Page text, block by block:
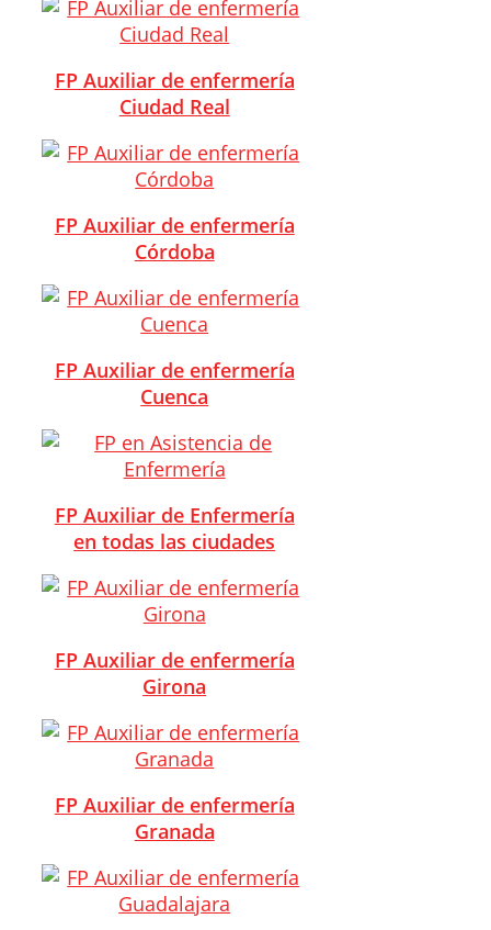
FP Auxiliar de enfermería
Ciudad Real
FP Auxiliar de enfermería
Córdoba
FP Auxiliar de enfermería
Cuenca
FP Auxiliar de Enfermería
en todas las ciudades
FP Auxiliar de enfermería
Girona
FP Auxiliar de enfermería
Granada